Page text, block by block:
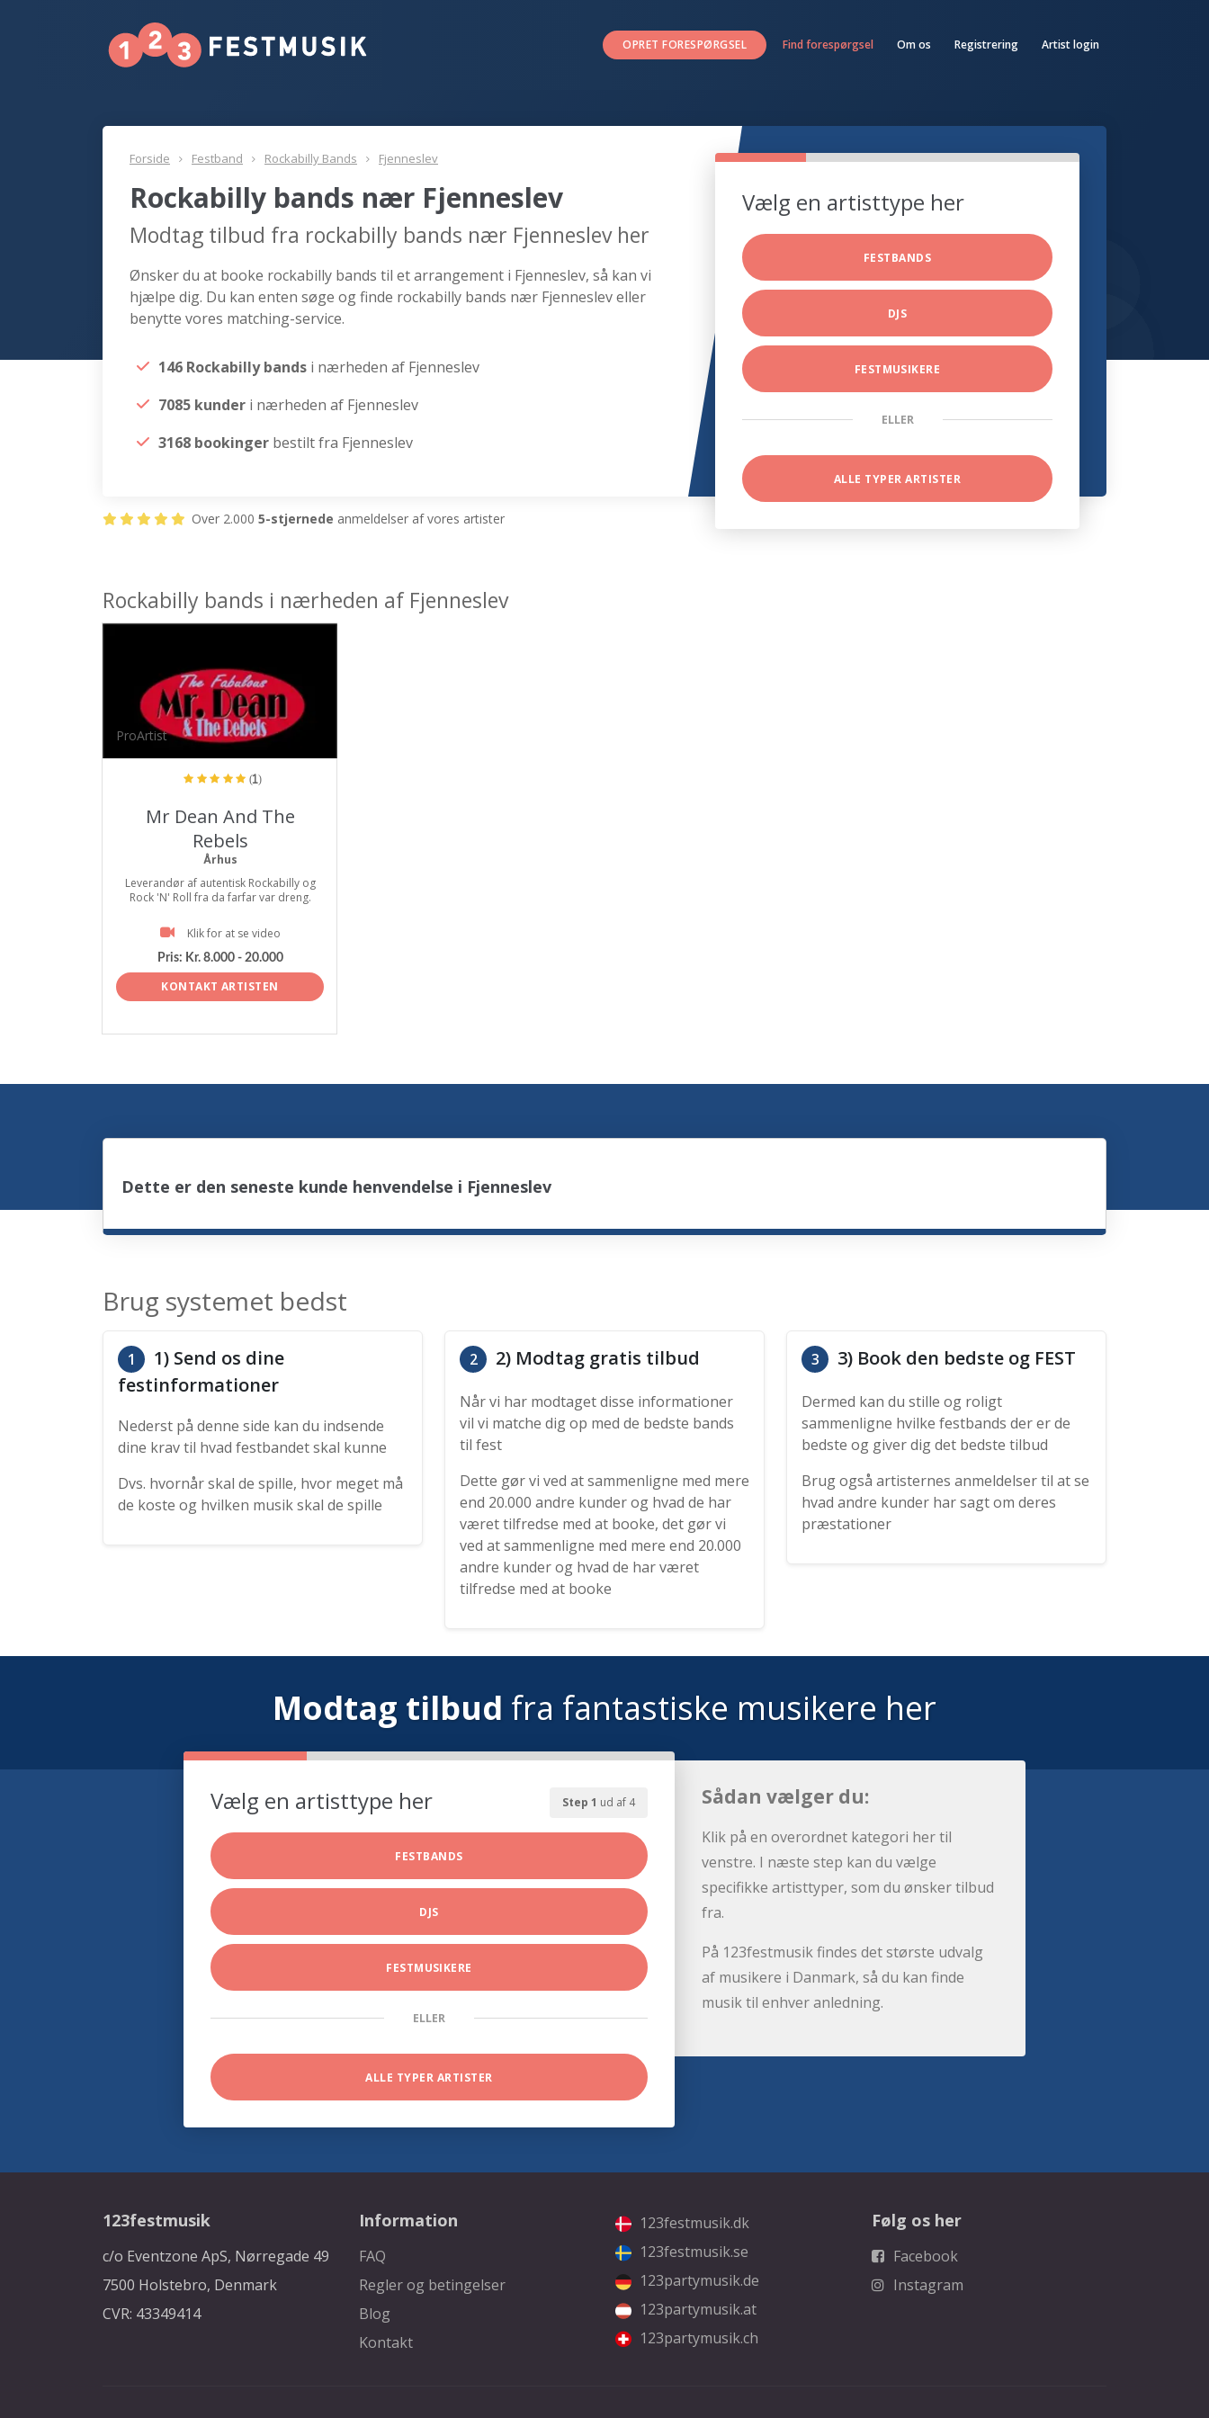
OPRET FORESPØRGSEL Find forespørgsel Om os Registrering Artist login
Forside Festband Rockabilly Bands Fjenneslev
Rockabilly bands nær Fjenneslev
Modtag tilbud fra rockabilly bands nær Fjenneslev her
Ønsker du at booke rockabilly bands til et arrangement i Fjenneslev, så kan vi
hjælpe dig. Du kan enten søge og finde rockabilly bands nær Fjenneslev eller
benytte vores matching-service.
146 Rockabilly bands i nærheden af Fjenneslev
7085 kunder i nærheden af Fjenneslev
3168 bookinger bestilt fra Fjenneslev
Vælg en artisttype her
FESTBANDS
DJS
FESTMUSIKERE
ELLER
ALLE TYPER ARTISTER
Over 2.000 5-stjernede anmeldelser af vores artister
Rockabilly bands i nærheden af Fjenneslev
ProArtist
(1)
Mr Dean And The
Rebels
Århus
Leverandør af autentisk Rockabilly og
Rock 'N' Roll fra da farfar var dreng.
Klik for at se video
Pris: Kr. 8.000 - 20.000
KONTAKT ARTISTEN
Dette er den seneste kunde henvendelse i Fjenneslev
Brug systemet bedst
1
1) Send os dine
festinformationer
Nederst på denne side kan du indsende
dine krav til hvad festbandet skal kunne
Dvs. hvornår skal de spille, hvor meget må
de koste og hvilken musik skal de spille
2 2) Modtag gratis tilbud
Når vi har modtaget disse informationer
vil vi matche dig op med de bedste bands
til fest
Dette gør vi ved at sammenligne med mere
end 20.000 andre kunder og hvad de har
været tilfredse med at booke, det gør vi
ved at sammenligne med mere end 20.000
andre kunder og hvad de har været
tilfredse med at booke
3 3) Book den bedste og FEST
Dermed kan du stille og roligt
sammenligne hvilke festbands der er de
bedste og giver dig det bedste tilbud
Brug også artisternes anmeldelser til at se
hvad andre kunder har sagt om deres
præstationer
Modtag tilbud fra fantastiske musikere her
Step 1 ud af 4
Vælg en artisttype her
FESTBANDS
DJS
FESTMUSIKERE
ELLER
ALLE TYPER ARTISTER
Sådan vælger du:
Klik på en overordnet kategori her til
venstre. I næste step kan du vælge
specifikke artisttyper, som du ønsker tilbud
fra.
På 123festmusik findes det største udvalg
af musikere i Danmark, så du kan finde
musik til enhver anledning.
123festmusik
c/o Eventzone ApS, Nørregade 49
7500 Holstebro, Denmark
CVR: 43349414
Information
FAQ
Regler og betingelser
Blog
Kontakt
123festmusik.dk
123festmusik.se
123partymusik.de
123partymusik.at
123partymusik.ch
Følg os her
Facebook
Instagram